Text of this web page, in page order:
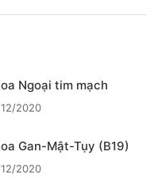
Ngoại tim mạch
2020
Gan-Mật-Tụy (B19)
2020